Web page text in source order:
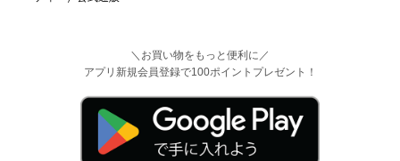
＼お買い物をもっと便利に／
アプリ新規会員登録で100ポイントプレゼント！